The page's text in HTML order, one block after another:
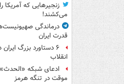
زنجیرهایی که
می‌کشند!
درماندگی
قدرت ایران
انقلاب
ادعای شبکه «الحدث»
موقت در تنگه هرمز